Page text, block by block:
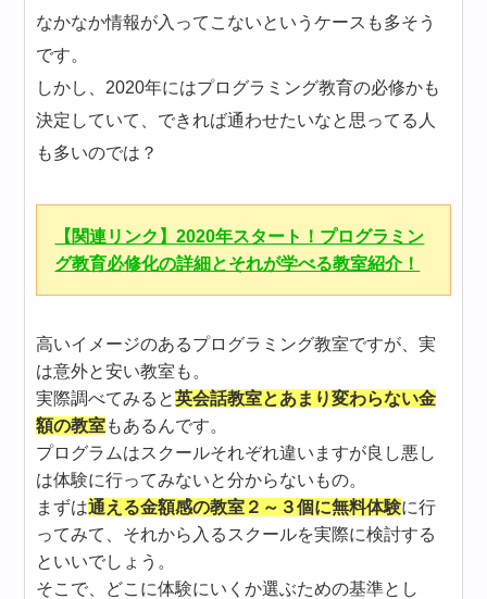
なかなか情報が入ってこないというケースも多そう
です。
しかし、2020年にはプログラミング教育の必修かも
決定していて、できれば通わせたいなと思ってる人
も多いのでは？
【関連リンク】2020年スタート！プログラミン
グ教育必修化の詳細とそれが学べる教室紹介！
高いイメージのあるプログラミング教室ですが、実
は意外と安い教室も。
実際調べてみると英会話教室とあまり変わらない金
額の教室もあるんです。
プログラムはスクールそれぞれ違いますが良し悪し
は体験に行ってみないと分からないもの。
まずは通える金額感の教室２～３個に無料体験に行
ってみて、それから入るスクールを実際に検討する
といいでしょう。
そこで、どこに体験にいくか選ぶための基準とし